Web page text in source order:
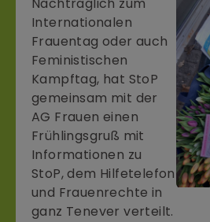
Nachträglich zum
Internationalen
Frauentag oder auch
Feministischen
Kampftag, hat StoP
gemeinsam mit der
AG Frauen einen
Frühlingsgruß mit
Informationen zu
StoP, dem Hilfetelefon
und Frauenrechte in
ganz Tenever verteilt.